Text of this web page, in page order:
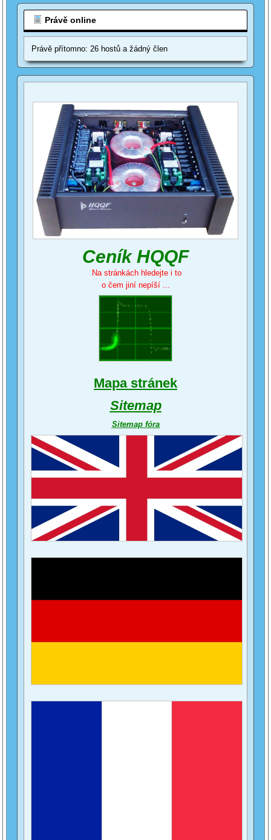
Právě online
Právě přítomno: 26 hostů a žádný člen
Ceník HQQF
Na stránkách hledejte i to
o čem jiní nepíší ...
Mapa stránek
Sitemap
Sitemap fóra